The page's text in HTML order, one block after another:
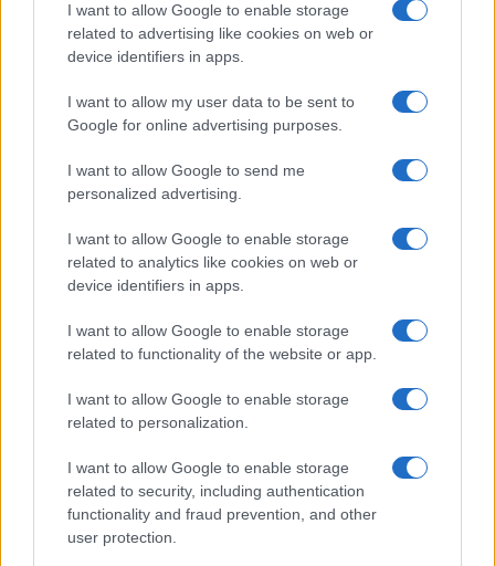
I want to allow Google to enable storage
related to advertising like cookies on web or
device identifiers in apps.
I want to allow my user data to be sent to
Google for online advertising purposes.
I want to allow Google to send me
personalized advertising.
I want to allow Google to enable storage
related to analytics like cookies on web or
device identifiers in apps.
I want to allow Google to enable storage
related to functionality of the website or app.
I want to allow Google to enable storage
related to personalization.
I want to allow Google to enable storage
related to security, including authentication
functionality and fraud prevention, and other
user protection.
Atalanta, la prima uscita pubblica di Sarri e i sogni dei
supporters nerazzurri
FITNESS
Come scegliere un fitness tracker elegante e
Camilla Fiore · 8 Ago 2026